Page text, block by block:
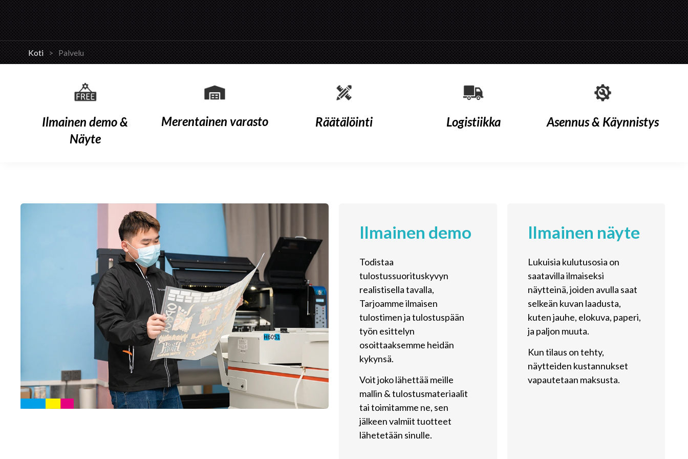
Koti > Palvelu
Ilmainen demo &
Näyte
Merentainen varasto Räätälöinti Logistiikka Asennus & Käynnistys
Ilmainen demo
Todistaa
tulostussuorituskyvyn
realistisella tavalla,
Tarjoamme ilmaisen
tulostimen ja tulostuspään
työn esittelyn
osoittaaksemme heidän
kykynsä.
Voit joko lähettää meille
mallin & tulostusmateriaalit
tai toimitamme ne, sen
jälkeen valmiit tuotteet
lähetetään sinulle.
Ilmainen näyte
Lukuisia kulutusosia on
saatavilla ilmaiseksi
näytteinä, joiden avulla saat
selkeän kuvan laadusta,
kuten jauhe, elokuva, paperi,
ja paljon muuta.
Kun tilaus on tehty,
näytteiden kustannukset
vapautetaan maksusta.